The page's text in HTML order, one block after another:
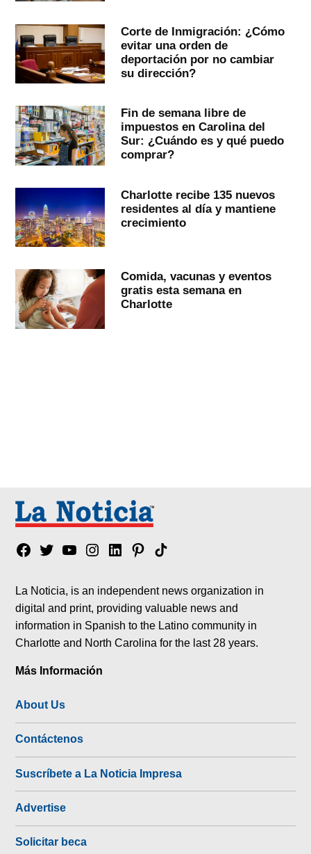
Corte de Inmigración: ¿Cómo
evitar una orden de
deportación por no cambiar
su dirección?
Fin de semana libre de
impuestos en Carolina del
Sur: ¿Cuándo es y qué puedo
comprar?
Charlotte recibe 135 nuevos
residentes al día y mantiene
crecimiento
Comida, vacunas y eventos
gratis esta semana en
Charlotte
Facebook
TwitterYouTubeInstagram
LinkedinPinterest
Tik
La Noticia, is an independent news organization in
digital and print, providing valuable news and
information in Spanish to the Latino community in
Charlotte and North Carolina for the last 28 years.
Más Información
About Us
Contáctenos
Suscríbete a La Noticia Impresa
Advertise
Solicitar beca